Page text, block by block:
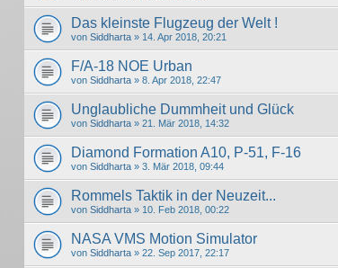
Das kleinste Flugzeug der Welt !
von Siddharta » 14. Apr 2018, 20:21
F/A-18 NOE Urban
von Siddharta » 8. Apr 2018, 22:47
Unglaubliche Dummheit und Glück
von Siddharta » 21. Mär 2018, 14:32
Diamond Formation A10, P-51, F-16
von Siddharta » 3. Mär 2018, 09:44
Rommels Taktik in der Neuzeit...
von Siddharta » 10. Feb 2018, 00:22
NASA VMS Motion Simulator
von Siddharta » 22. Sep 2017, 22:17